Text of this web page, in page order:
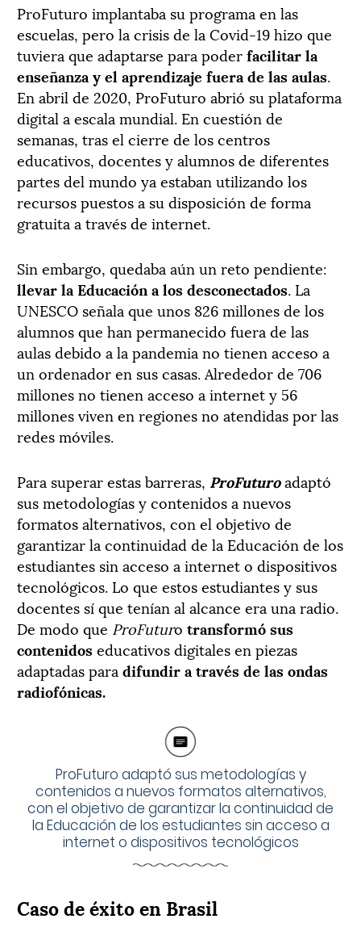
ProFuturo implantaba su programa en las
escuelas, pero la crisis de la Covid-19 hizo que
tuviera que adaptarse para poderfacilitar la
enseñanza y el aprendizaje fuera de las aulas.
En abril de 2020, ProFuturo abrió su plataforma
digital a escala mundial. En cuestión de
semanas, tras el cierre de los centros
educativos, docentes y alumnos de diferentes
partes del mundo ya estaban utilizando los
recursos puestos a su disposición de forma
gratuita a través de internet.
Sin embargo, quedaba aún un reto pendiente:
llevar la Educación a los desconectados. La
UNESCO señala que unos 826 millones de los
alumnos que han permanecido fuera de las
aulas debido a la pandemia no tienen acceso a
un ordenador en sus casas. Alrededor de 706
millones no tienen acceso a internet y 56
millones viven en regiones no atendidas por las
redes móviles.
Para superar estas barreras, ProFuturoadaptó
sus metodologías y contenidos a nuevos
formatos alternativos, con el objetivo de
garantizar la continuidad de la Educación de los
estudiantes sin acceso a internet o dispositivos
tecnológicos. Lo que estos estudiantes y sus
docentes sí que tenían al alcance era una radio.
De modo que ProFuturo transformó sus
contenidoseducativos digitales en piezas
adaptadas para difundir a través de las ondas
radiofónicas.
ProFuturo adaptó sus metodologías y
contenidos a nuevos formatos alternativos,
con el objetivo de garantizar la continuidad de
la Educación de los estudiantes sin acceso a
internet o dispositivos tecnológicos
Caso de éxito en Brasil